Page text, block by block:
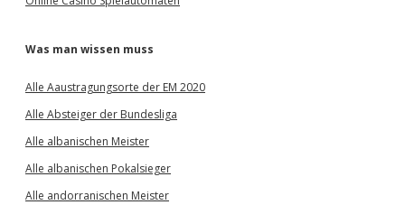
Was man wissen muss
Alle Aaustragungsorte der EM 2020
Alle Absteiger der Bundesliga
Alle albanischen Meister
Alle albanischen Pokalsieger
Alle andorranischen Meister